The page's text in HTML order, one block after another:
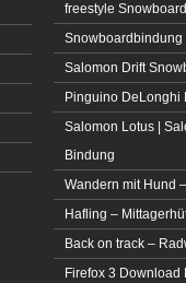
freestyle Snowboard
Snowboardbindung
Salomon Drift
Pinguino DeLonghi
Salomon Lotus |
Bindung
Wandern mit Hund
Hafling –
Back on track –
Firefox 3 Download